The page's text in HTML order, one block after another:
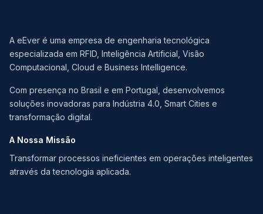
A eEver é uma empresa de engenharia tecnológica
especializada em RFID, Inteligência Artificial, Visão
Computacional, Cloud e Business Intelligence.
Com presença no Brasil e em Portugal, desenvolvemos
soluções inovadoras para Indústria 4.0, Smart Cities e
transformação digital.
A Nossa Missão
Transformar processos ineficientes em operações inteligentes
através da tecnologia aplicada.